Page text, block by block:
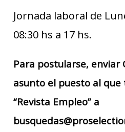
Jornada laboral de
08:30 hs a 17 hs.
Para postularse, enviar
asunto el puesto al
“Revista Empleo” a